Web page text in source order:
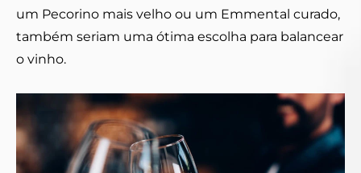
um Pecorino mais velho ou um Emmental curado,
também seriam uma ótima escolha para balancear
o vinho.